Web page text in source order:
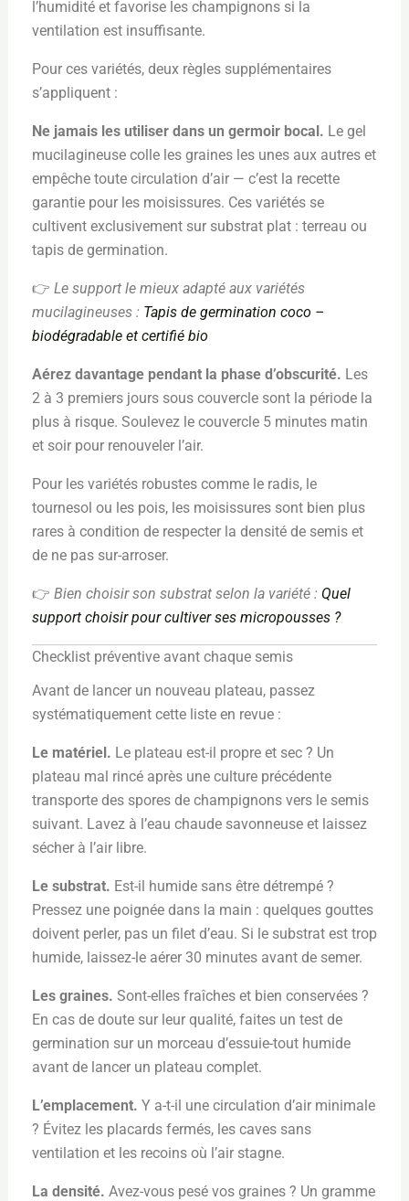
l’humidité et favorise les champignons si la
ventilation est insuffisante.
Pour ces variétés, deux règles supplémentaires
s’appliquent :
Ne jamais les utiliser dans un germoir bocal. Le gel
mucilagineuse colle les graines les unes aux autres et
empêche toute circulation d’air — c’est la recette
garantie pour les moisissures. Ces variétés se
cultivent exclusivement sur substrat plat : terreau ou
tapis de germination.
👉 Le support le mieux adapté aux variétés
mucilagineuses : Tapis de germination coco –
biodégradable et certifié bio
Aérez davantage pendant la phase d’obscurité. Les
2 à 3 premiers jours sous couvercle sont la période la
plus à risque. Soulevez le couvercle 5 minutes matin
et soir pour renouveler l’air.
Pour les variétés robustes comme le radis, le
tournesol ou les pois, les moisissures sont bien plus
rares à condition de respecter la densité de semis et
de ne pas sur-arroser.
👉 Bien choisir son substrat selon la variété : Quel
support choisir pour cultiver ses micropousses ?
Checklist préventive avant chaque semis
Avant de lancer un nouveau plateau, passez
systématiquement cette liste en revue :
Le matériel. Le plateau est-il propre et sec ? Un
plateau mal rincé après une culture précédente
transporte des spores de champignons vers le semis
suivant. Lavez à l’eau chaude savonneuse et laissez
sécher à l’air libre.
Le substrat. Est-il humide sans être détrempé ?
Pressez une poignée dans la main : quelques gouttes
doivent perler, pas un filet d’eau. Si le substrat est trop
humide, laissez-le aérer 30 minutes avant de semer.
Les graines. Sont-elles fraîches et bien conservées ?
En cas de doute sur leur qualité, faites un test de
germination sur un morceau d’essuie-tout humide
avant de lancer un plateau complet.
L’emplacement. Y a-t-il une circulation d’air minimale
? Évitez les placards fermés, les caves sans
ventilation et les recoins où l’air stagne.
La densité. Avez-vous pesé vos graines ? Un gramme